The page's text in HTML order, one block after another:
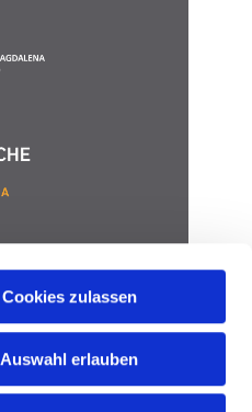
Cookies zulassen
Auswahl erlauben